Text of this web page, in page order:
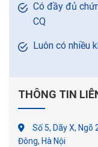
Có đầy đủ
CQ
Luôn có nhiều
THÔNG TIN
Số 5, Dãy X, Ngõ
Đông, Hà Nội